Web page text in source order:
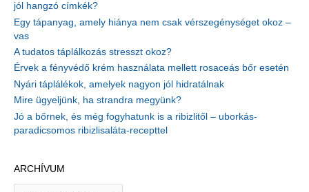
jól hangzó címkék?
Egy tápanyag, amely hiánya nem csak vérszegénységet okoz –
vas
A tudatos táplálkozás stresszt okoz?
Érvek a fényvédő krém használata mellett rosaceás bőr esetén
Nyári táplálékok, amelyek nagyon jól hidratálnak
Mire ügyeljünk, ha strandra megyünk?
Jó a bőrnek, és még fogyhatunk is a ribizlitől – uborkás-
paradicsomos ribizlisaláta-recepttel
ARCHÍVUM